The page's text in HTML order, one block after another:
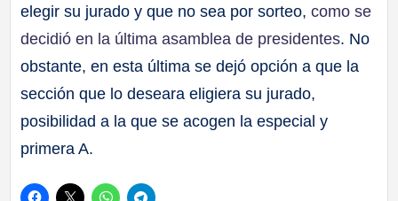
elegir su jurado y que no sea por sorteo,como se
decidió en la última asamblea de presidentes. No
obstante, en esta última se dejó opción a que la
sección que lo deseara eligiera su jurado,
posibilidad a la que se acogen la especial y
primera A.